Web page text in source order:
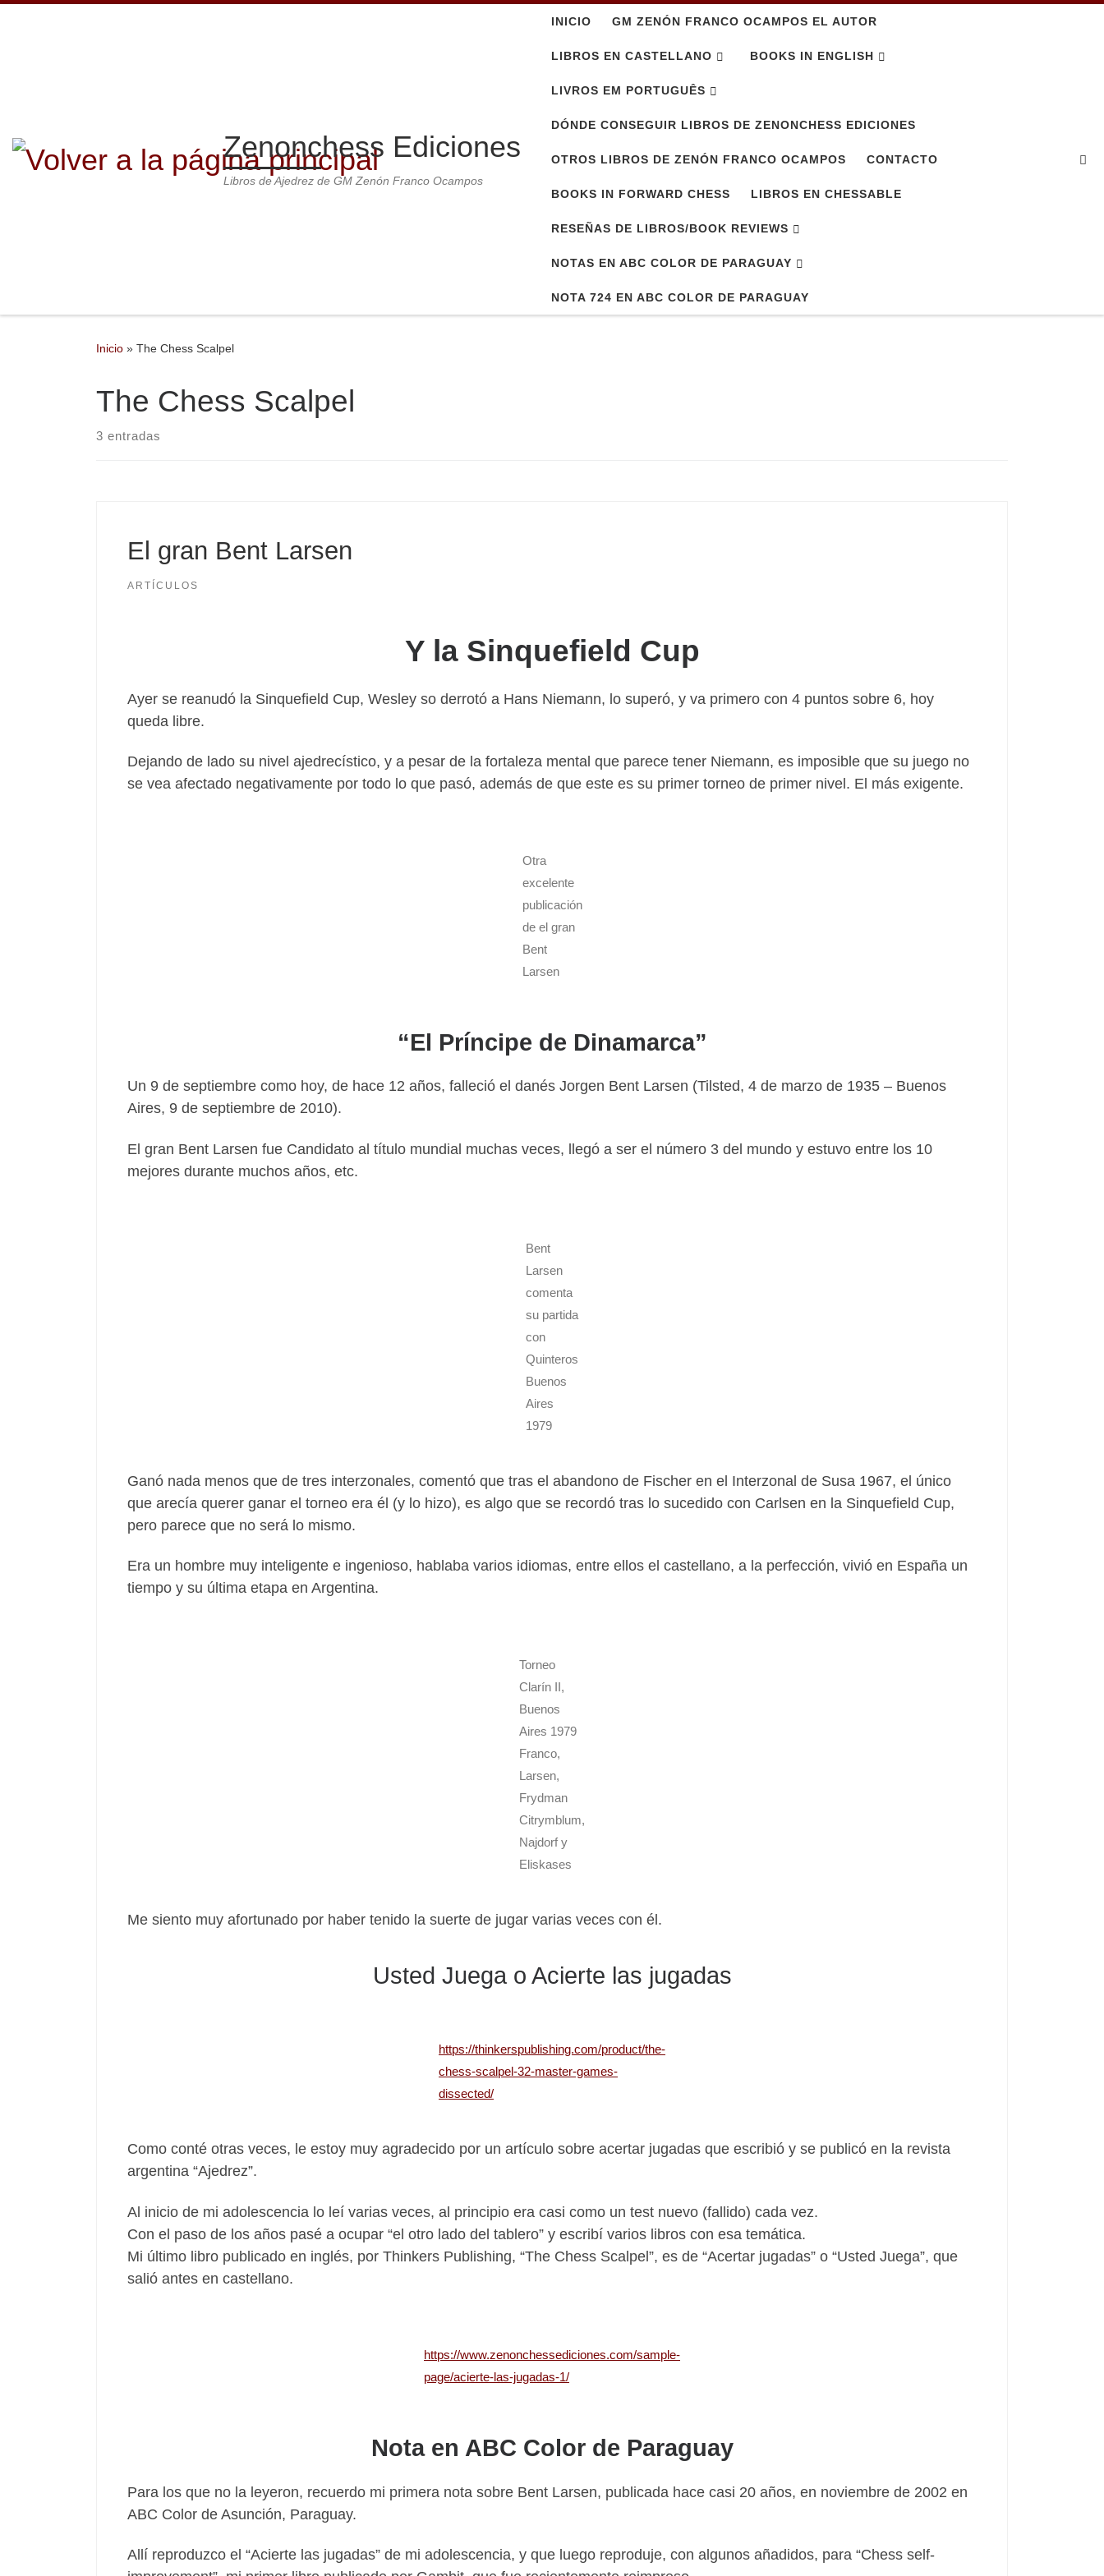
Zenonchess Ediciones
Libros de Ajedrez de GM Zenón Franco Ocampos
INICIO GM ZENÓN FRANCO OCAMPOS EL AUTOR
LIBROS EN CASTELLANO BOOKS IN ENGLISH
LIVROS EM PORTUGUÊS
DÓNDE CONSEGUIR LIBROS DE ZENONCHESS EDICIONES
OTROS LIBROS DE ZENÓN FRANCO OCAMPOS CONTACTO
BOOKS IN FORWARD CHESS LIBROS EN CHESSABLE
RESEÑAS DE LIBROS/BOOK REVIEWS
NOTAS EN ABC COLOR DE PARAGUAY
NOTA 724 EN ABC COLOR DE PARAGUAY
Inicio » The Chess Scalpel
The Chess Scalpel
3 entradas
El gran Bent Larsen
ARTÍCULOS
Y la Sinquefield Cup
Ayer se reanudó la Sinquefield Cup, Wesley so derrotó a Hans Niemann, lo superó, y va primero con 4 puntos sobre 6, hoy
queda libre.
Dejando de lado su nivel ajedrecístico, y a pesar de la fortaleza mental que parece tener Niemann, es imposible que su juego no
se vea afectado negativamente por todo lo que pasó, además de que este es su primer torneo de primer nivel. El más exigente.
Otra
excelente
publicación
de el gran
Bent
Larsen
“El Príncipe de Dinamarca”
Un 9 de septiembre como hoy, de hace 12 años, falleció el danés Jorgen Bent Larsen (Tilsted, 4 de marzo de 1935 – Buenos
Aires, 9 de septiembre de 2010).
El gran Bent Larsen fue Candidato al título mundial muchas veces, llegó a ser el número 3 del mundo y estuvo entre los 10
mejores durante muchos años, etc.
Bent
Larsen
comenta
su partida
con
Quinteros
Buenos
Aires
1979
Ganó nada menos que de tres interzonales, comentó que tras el abandono de Fischer en el Interzonal de Susa 1967, el único
que arecía querer ganar el torneo era él (y lo hizo), es algo que se recordó tras lo sucedido con Carlsen en la Sinquefield Cup,
pero parece que no será lo mismo.
Era un hombre muy inteligente e ingenioso, hablaba varios idiomas, entre ellos el castellano, a la perfección, vivió en España un
tiempo y su última etapa en Argentina.
Torneo
Clarín II,
Buenos
Aires 1979
Franco,
Larsen,
Frydman
Citrymblum,
Najdorf y
Eliskases
Me siento muy afortunado por haber tenido la suerte de jugar varias veces con él.
Usted Juega o Acierte las jugadas
https://thinkerspublishing.com/product/the-
chess-scalpel-32-master-games-
dissected/
Como conté otras veces, le estoy muy agradecido por un artículo sobre acertar jugadas que escribió y se publicó en la revista
argentina “Ajedrez”.
Al inicio de mi adolescencia lo leí varias veces, al principio era casi como un test nuevo (fallido) cada vez.
Con el paso de los años pasé a ocupar “el otro lado del tablero” y escribí varios libros con esa temática.
Mi último libro publicado en inglés, por Thinkers Publishing, “The Chess Scalpel”, es de “Acertar jugadas” o “Usted Juega”, que
salió antes en castellano.
https://www.zenonchessediciones.com/sample-
page/acierte-las-jugadas-1/
Nota en ABC Color de Paraguay
Para los que no la leyeron, recuerdo mi primera nota sobre Bent Larsen, publicada hace casi 20 años, en noviembre de 2002 en
ABC Color de Asunción, Paraguay.
Allí reproduzco el “Acierte las jugadas” de mi adolescencia, y que luego reproduje, con algunos añadidos, para “Chess self-